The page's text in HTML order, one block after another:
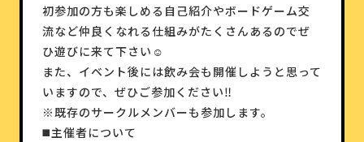
初参加の方も楽しめる自己紹介やボードゲーム交
流など仲良くなれる仕組みがたくさんあるのでぜ
ひ遊びに来て下さい☺️
また、イベント後には飲み会も開催しようと思って
いますので、ぜひご参加ください‼️
※既存のサークルメンバーも参加します。
◼️主催者について